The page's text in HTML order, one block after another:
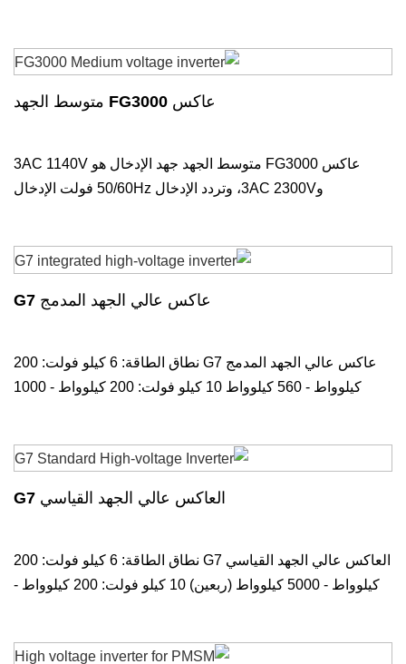
عاكس FG3000 متوسط الجهد
عاكس FG3000 متوسط الجهد جهد الإدخال هو 3AC 1140V
و3AC 2300V، وتردد الإدخال 50/60Hz فولت الإدخال
عاكس عالي الجهد المدمج G7
عاكس عالي الجهد المدمج G7 نطاق الطاقة: 6 كيلو فولت: 200
كيلوواط - 560 كيلوواط 10 كيلو فولت: 200 كيلوواط - 1000
العاكس عالي الجهد القياسي G7
العاكس عالي الجهد القياسي G7 نطاق الطاقة: 6 كيلو فولت: 200
كيلوواط - 5000 كيلوواط (ربعين) 10 كيلو فولت: 200 كيلوواط -